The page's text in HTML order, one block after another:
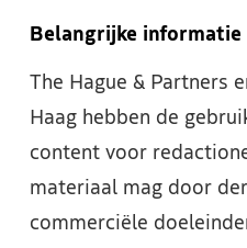
Belangrijke informatie
The Hague & Partners
Haag hebben de
content voor
materiaal mag door
commerciële